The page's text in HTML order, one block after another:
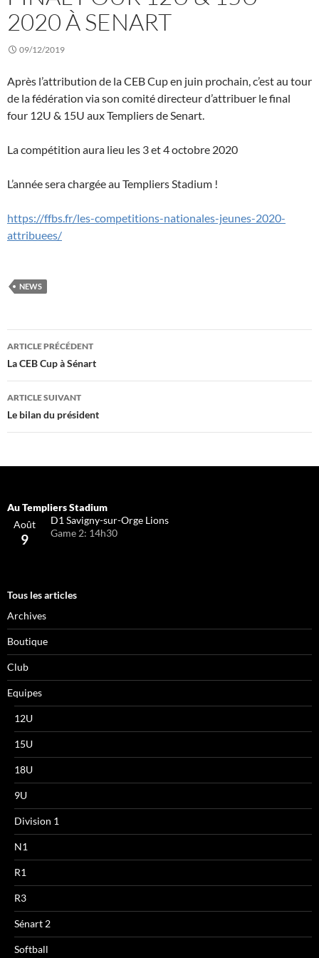
2020 À SENART
09/12/2019
Après l’attribution de la CEB Cup en juin prochain, c’est au tour
de la fédération via son comité directeur d’attribuer le final
four 12U & 15U aux Templiers de Senart.
La compétition aura lieu les 3 et 4 octobre 2020
L’année sera chargée au Templiers Stadium !
https://ffbs.fr/les-competitions-nationales-jeunes-2020-
attribuees/
NEWS
Navigation
des
articles
ARTICLE PRÉCÉDENT
La CEB Cup à Sénart
ARTICLE SUIVANT
Le bilan du président
Août
9
D1 Savigny-sur-Orge Lions
Game 2: 14h30
Tous les articles
Archives
Boutique
Club
Equipes
12U
15U
18U
9U
Division 1
N1
R1
R3
Sénart 2
Softball